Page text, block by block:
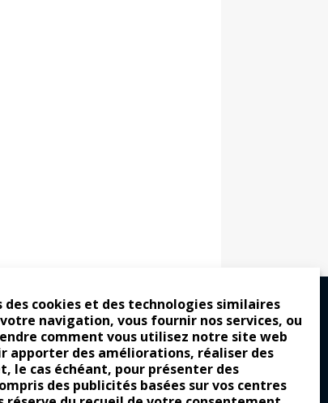
des cookies et des technologies similaires
navigation, vous fournir nos services, ou
comment vous utilisez notre site web
apporter des améliorations, réaliser des
le cas échéant, pour présenter des
des publicités basées sur vos centres
les gens vrais
de la légèreté